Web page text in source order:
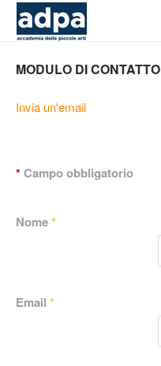
MODULO DI CONTATTO
Invia un'email
*Campo obbligatorio
Nome*
Email *